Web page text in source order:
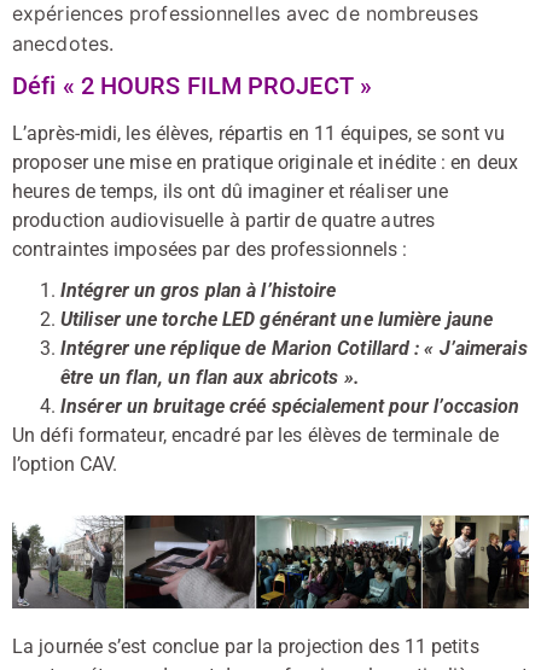
expériences professionnelles avec de nombreuses
anecdotes.
Défi « 2 HOURS FILM PROJECT »
L’après-midi, les élèves, répartis en 11 équipes, se sont vu
proposer une mise en pratique originale et inédite : en deux
heures de temps, ils ont dû imaginer et réaliser une
production audiovisuelle à partir de quatre autres
contraintes imposées par des professionnels :
Intégrer un gros plan à l’histoire
Utiliser une torche LED générant une lumière jaune
Intégrer une réplique de Marion Cotillard : « J’aimerais
être un flan, un flan aux abricots ».
Insérer un bruitage créé spécialement pour l’occasion
Un défi formateur, encadré par les élèves de terminale de
l’option CAV.
La journée s’est conclue par la projection des 11 petits